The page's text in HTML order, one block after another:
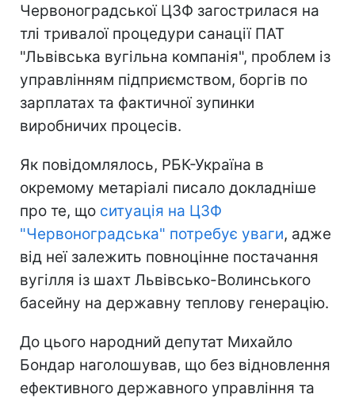
Червоноградської ЦЗФ загострилася на
тлі тривалої процедури санації ПАТ
"Львівська вугільна компанія", проблем із
управлінням підприємством, боргів по
зарплатах та фактичної зупинки
виробничих процесів.
Як повідомлялось, РБК-Україна в
окремому метаріалі писало докладніше
про те, що ситуація на ЦЗФ
"Червоноградська" потребує уваги, адже
від неї залежить повноцінне постачання
вугілля із шахт Львівсько-Волинського
басейну на державну теплову генерацію.
До цього народний депутат Михайло
Бондар наголошував, що без відновлення
ефективного державного управління та